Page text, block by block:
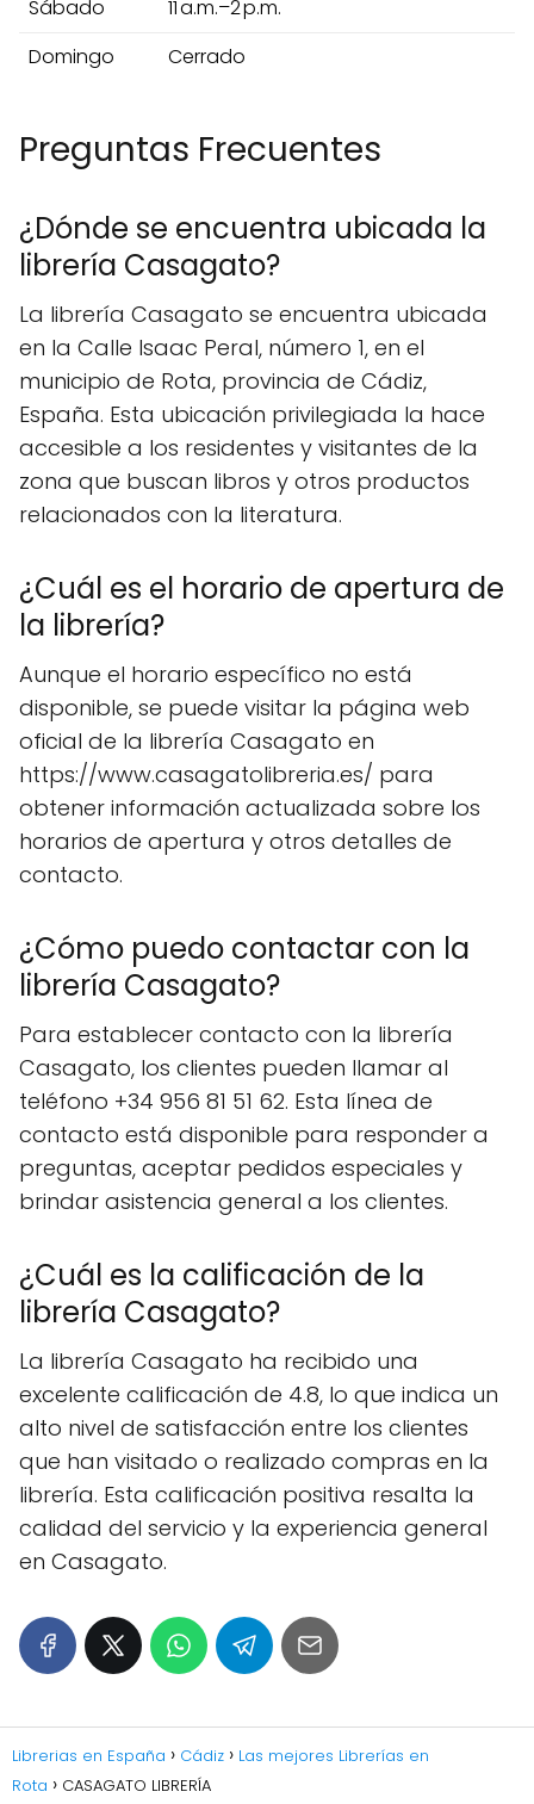
Sábado
11 a.m.–2 p.m.
Domingo
Cerrado
Preguntas Frecuentes
¿Dónde se encuentra ubicada la
librería Casagato?
La librería Casagato se encuentra ubicada
en la Calle Isaac Peral, número 1, en el
municipio de Rota, provincia de Cádiz,
España. Esta ubicación privilegiada la hace
accesible a los residentes y visitantes de la
zona que buscan libros y otros productos
relacionados con la literatura.
¿Cuál es el horario de apertura de
la librería?
Aunque el horario específico no está
disponible, se puede visitar la página web
oficial de la librería Casagato en
https://www.casagatolibreria.es/ para
obtener información actualizada sobre los
horarios de apertura y otros detalles de
contacto.
¿Cómo puedo contactar con la
librería Casagato?
Para establecer contacto con la librería
Casagato, los clientes pueden llamar al
teléfono +34 956 81 51 62. Esta línea de
contacto está disponible para responder a
preguntas, aceptar pedidos especiales y
brindar asistencia general a los clientes.
¿Cuál es la calificación de la
librería Casagato?
La librería Casagato ha recibido una
excelente calificación de 4.8, lo que indica un
alto nivel de satisfacción entre los clientes
que han visitado o realizado compras en la
librería. Esta calificación positiva resalta la
calidad del servicio y la experiencia general
en Casagato.
Librerias en España Cádiz
Las mejores Librerías en
Rota
CASAGATO LIBRERÍA